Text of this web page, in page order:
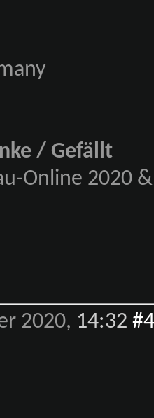
/ Gefällt
Online 2020
2020, 14:32 #4